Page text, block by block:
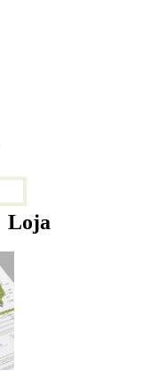
Loja